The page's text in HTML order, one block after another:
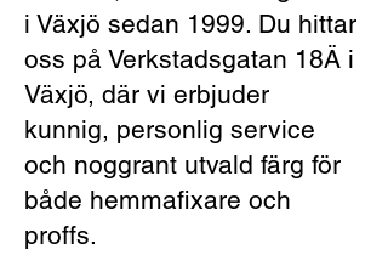
i Växjö sedan 1999. Du hittar
oss på Verkstadsgatan 18Ä i
Växjö, där vi erbjuder
kunnig, personlig service
och noggrant utvald färg för
både hemmafixare och
proffs.